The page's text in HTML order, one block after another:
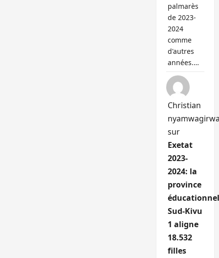
palmarès
de 2023-
2024
comme
d'autres
années.…
Christian
sur
Exetat
2023-
2024: la
province
Sud-Kivu
1 aligne
18.532
filles